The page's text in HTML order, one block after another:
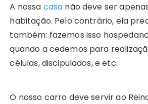
A nossa casa não deve ser
habitação. Pelo contrário, ela
também: fazemos isso
quando a cedemos para
células, discipulados, e etc.
O nosso carro deve servir ao